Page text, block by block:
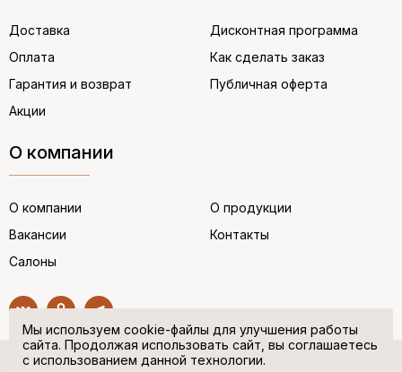
Доставка
Оплата
Гарантия и возврат
Акции
Дисконтная программа
Как сделать заказ
Публичная оферта
О компании
О компании
Вакансии
Салоны
О продукции
Контакты
© “НЕМЕЦКАЯ ОБУВЬ” 2017. Все права защищены.
Мы используем cookie-файлы для улучшения работы
сайта. Продолжая использовать сайт, вы соглашаетесь
с использованием данной технологии.